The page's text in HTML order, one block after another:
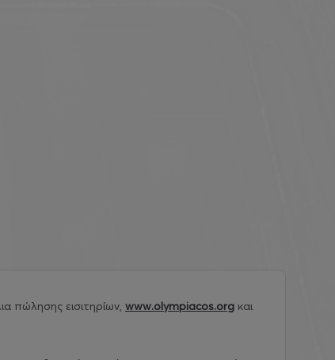
πώλησης εισιτηρίων, www.olympiacos.org και